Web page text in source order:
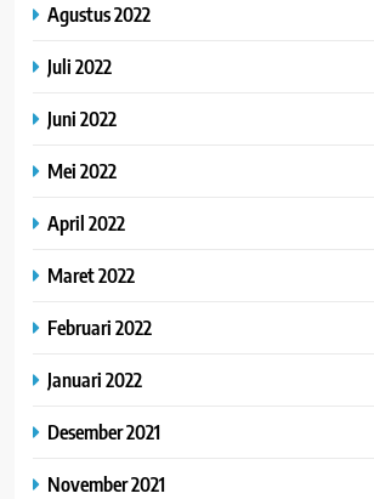
Agustus 2022
Juli 2022
Juni 2022
Mei 2022
April 2022
Maret 2022
Februari 2022
Januari 2022
Desember 2021
November 2021